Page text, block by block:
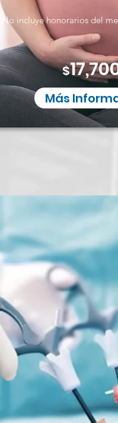
* No incluye honorarios del
$
Más